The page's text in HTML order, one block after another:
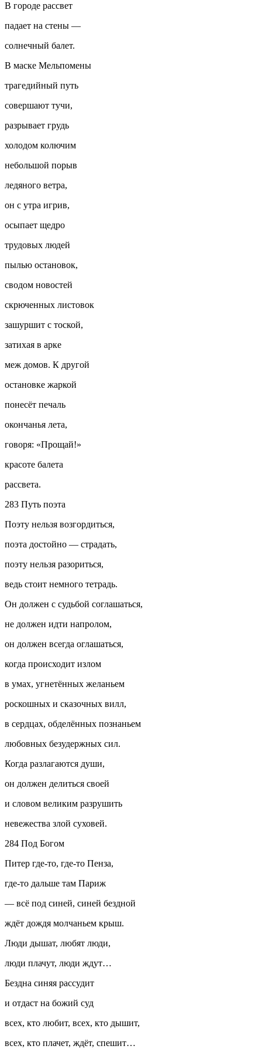
В городе рассвет
падает на стены —
солнечный балет.
В маске Мельпомены
трагедийный путь
совершают тучи,
разрывает грудь
холодом колючим
небольшой порыв
ледяного ветра,
он с утра игрив,
осыпает щедро
трудовых людей
пылью остановок,
сводом новостей
скрюченных листовок
зашуршит с тоской,
затихая в арке
меж домов. К другой
остановке жаркой
понесёт печаль
окончанья лета,
говоря: «Прощай!»
красоте балета
рассвета.
283 Путь поэта
Поэту нельзя возгордиться,
поэта достойно — страдать,
поэту нельзя разориться,
ведь стоит немного тетрадь.
Он должен с судьбой соглашаться,
не должен идти напролом,
он должен всегда оглашаться,
когда происходит излом
в умах, угнетённых желаньем
роскошных и сказочных вилл,
в сердцах, обделённых познаньем
любовных безудержных сил.
Когда разлагаются души,
он должен делиться своей
и словом великим разрушить
невежества злой суховей.
284 Под Богом
Питер где-то, где-то Пенза,
где-то дальше там Париж
— всё под синей, синей бездной
ждёт дождя молчаньем крыш.
Люди дышат, любят люди,
люди плачут, люди ждут…
Бездна синяя рассудит
и отдаст на божий суд
всех, кто любит, всех, кто дышит,
всех, кто плачет, ждёт, спешит…